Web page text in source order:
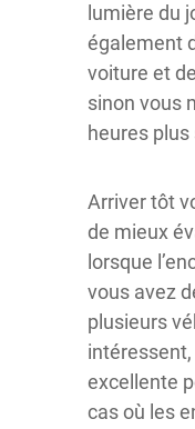
lumière du
également
voiture et
sinon vous
heures
Arriver tôt
de mieux
lorsque
vous avez
plusieurs
excellente
cas où les